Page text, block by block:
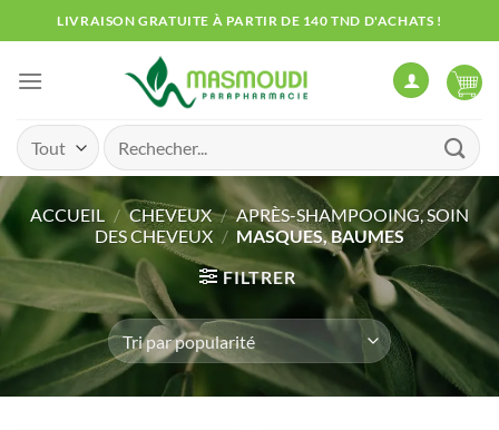
au
contenu
LIVRAISON GRATUITE À PARTIR DE 140 TND D'ACHATS !
Recherche
pour :
ACCUEIL / CHEVEUX / APRÈS-SHAMPOOING, SOIN
DES CHEVEUX / MASQUES, BAUMES
FILTRER